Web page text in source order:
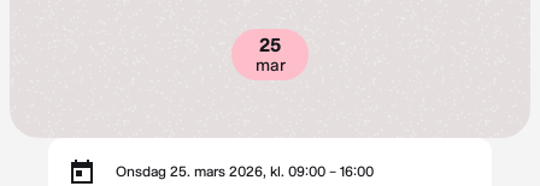
25
mar
Onsdag 25. mars 2026, kl. 09:00 – 16:00